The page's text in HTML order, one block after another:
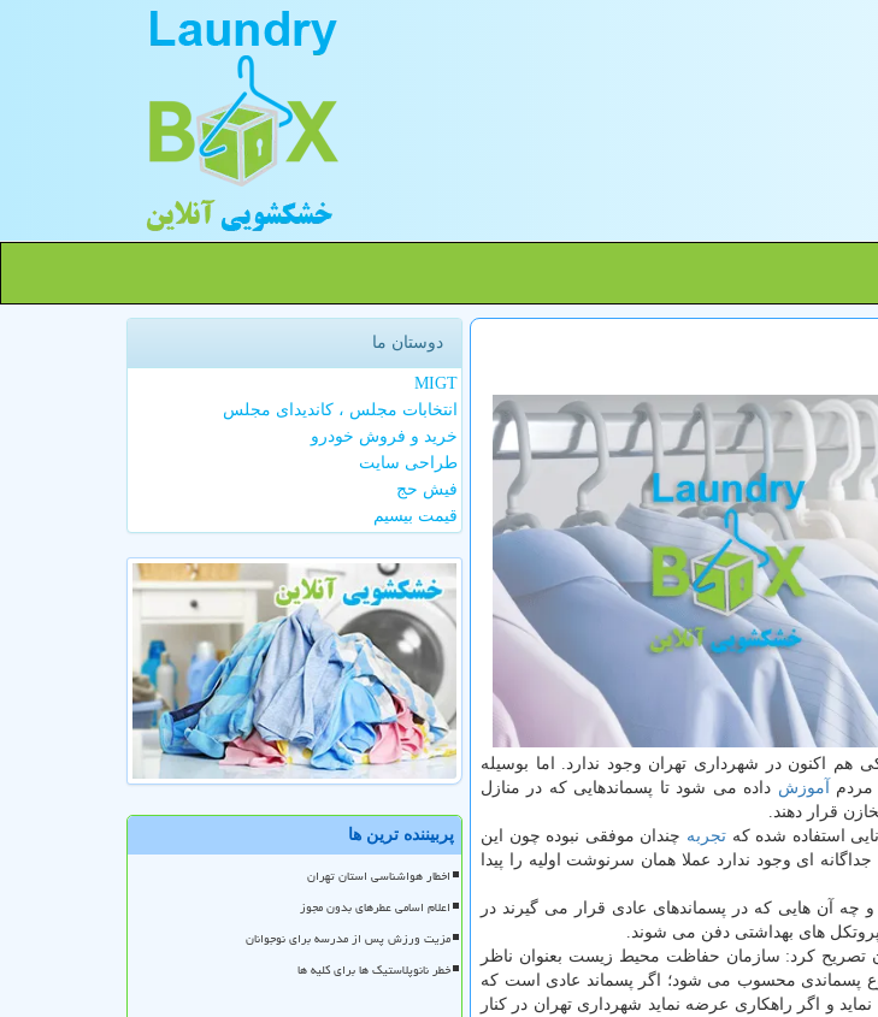
اکنون در شهرداری تهران وجود ندارد. اما بوسیله
مردم
آموزش داده می شود تا پسماندهایی که در منازل
قرار دهند.
استفاده شده کهتجربه چندان موفقی نبوده چون این
ای وجود ندارد عملا همان سرنوشت اولیه را پیدا
چه آن هایی که در پسماندهای عادی قرار می گیرند در
های بهداشتی دفن می شوند.
تصریح کرد: سازمان حفاظت محیط زیست بعنوان ناظر
پسماندی محسوب می شود؛ اگر پسماند عادی است که
و اگر راهکاری عرضه نماید شهرداری تهران در کنار
دوستان ما
MIGT
انتخابات مجلس ، کاندیدای مجلس
خرید و فروش خودرو
طراحی سایت
فیش حج
قیمت بیسیم
پربیننده ترین ها
اخطار هواشناسی استان تهران
اعلام اسامی عطرهای بدون مجوز
مزیت ورزش پس از مدرسه برای نوجوانان
خطر نانوپلاستیک ها برای کلیه ها